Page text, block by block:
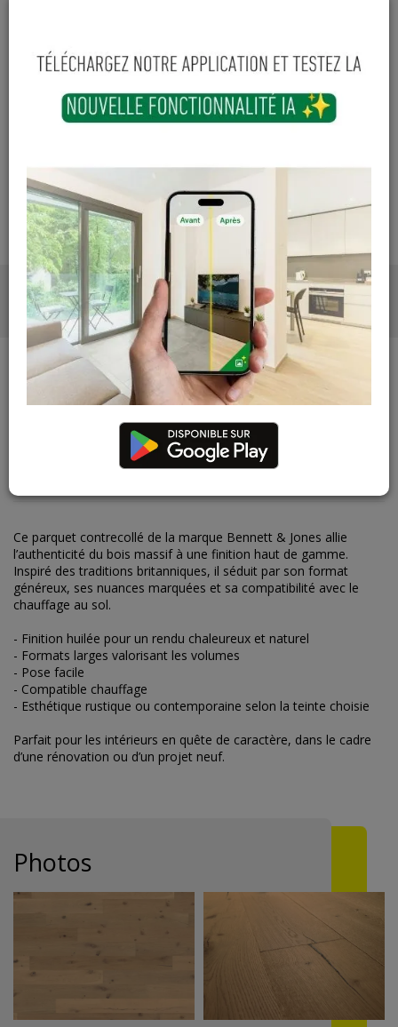
Contactez Diffusion Menuiserie pour obtenir le temps de
réapprovisionnement pour ce produit
varier par rapport au produit réel
DESCRIPTIONPHOTOS
CARACTÉRISTIQUES
Ce parquet contrecollé de la marque Bennett & Jones allie
l’authenticité du bois massif à une finition haut de gamme.
Inspiré des traditions britanniques, il séduit par son format
généreux, ses nuances marquées et sa compatibilité avec le
chauffage au sol.
- Finition huilée pour un rendu chaleureux et naturel
- Formats larges valorisant les volumes
- Pose facile
- Compatible chauffage
- Esthétique rustique ou contemporaine selon la teinte choisie
Parfait pour les intérieurs en quête de caractère, dans le cadre
d’une rénovation ou d’un projet neuf.
Photos